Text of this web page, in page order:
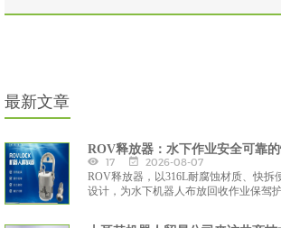
最新文章
ROV释放器：水下作业安全可靠
17
2026-08-07
ROV释放器，以316L耐腐蚀材质、快拆
设计，为水下机器人布放回收作业保驾